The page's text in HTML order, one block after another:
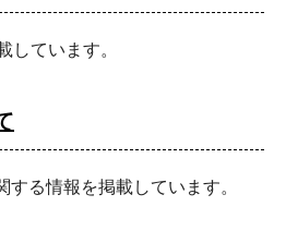
しています。
する情報を掲載しています。